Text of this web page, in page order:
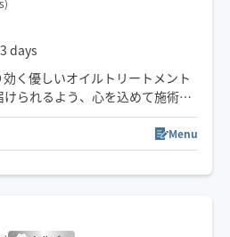
芯から緩まり
days
く優しいオイルトリートメント
けられるよう、心を込めて施術さ
Menu